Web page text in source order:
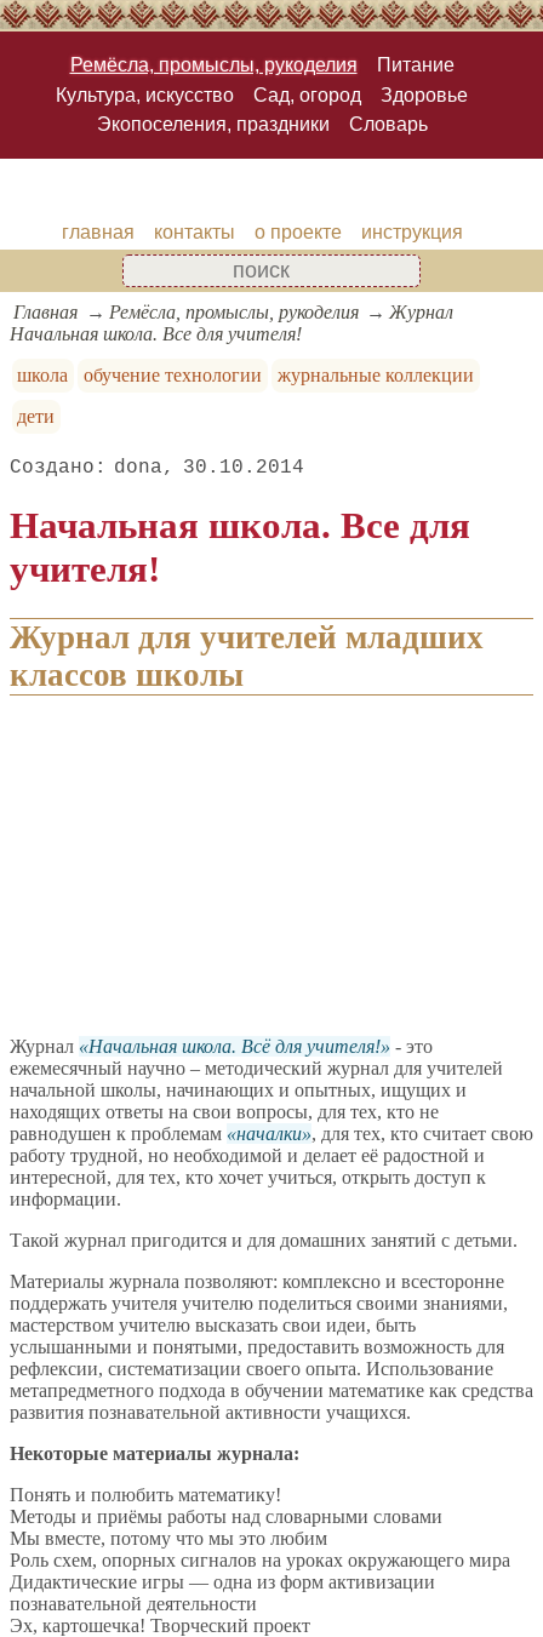
Ремёсла, промыслы, рукоделия
Питание
Культура, искусство
Сад, огород
Здоровье
Экопоселения, праздники
Словарь
главная контакты о проекте инструкция
Главная Ремёсла, промыслы, рукоделия
Журнал
Начальная школа. Все для учителя!
школа
обучение технологии
журнальные коллекции
дети
dona 30.10.2014
Начальная школа. Все для
учителя!
Журнал для учителей младших
классов школы
Журнал Начальная школа. Всё для учителя!
- это
ежемесячный научно – методический журнал для учителей
начальной школы, начинающих и опытных, ищущих и
находящих ответы на свои вопросы, для тех, кто не
равнодушен к проблемам
началки , для тех, кто считает свою
работу трудной, но необходимой и делает её радостной и
интересной, для тех, кто хочет учиться, открыть доступ к
информации.
Такой журнал пригодится и для домашних занятий с детьми.
Материалы журнала позволяют: комплексно и всесторонне
поддержать учителя учителю поделиться своими знаниями,
мастерством учителю высказать свои идеи, быть
услышанными и понятыми, предоставить возможность для
рефлексии, систематизации своего опыта. Использование
метапредметного подхода в обучении математике как средства
развития познавательной активности учащихся.
Некоторые материалы журнала:
Понять и полюбить математику!
Методы и приёмы работы над словарными словами
Мы вместе, потому что мы это любим
Роль схем, опорных сигналов на уроках окружающего мира
Дидактические игры — одна из форм активизации
познавательной деятельности
Эх, картошечка! Творческий проект